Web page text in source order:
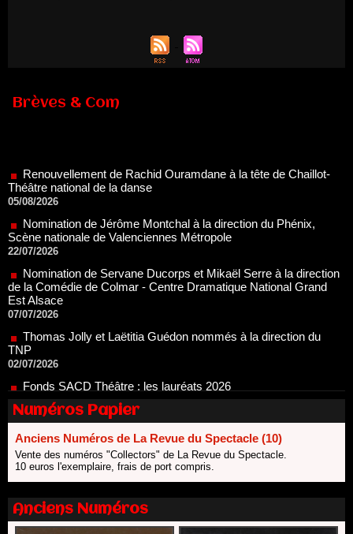
Brèves & Com
05/08/2026
Nomination de Jérôme Montchal à la direction du Phénix,
Scène nationale de Valenciennes Métropole
22/07/2026
Nomination de Servane Ducorps et Mikaël Serre à la direction
de la Comédie de Colmar - Centre Dramatique National Grand
Est Alsace
07/07/2026
Thomas Jolly et Laëtitia Guédon nommés à la direction du
TNP
02/07/2026
Fonds SACD Théâtre : les lauréats 2026
23/06/2026
Dispositif ARTCENA Écrire pour le cirque, les lauréats 2026 !
20/06/2026
Le palmarès des prix SACD 2026
18/06/2026
Les 10 lauréats du Fonds Grandes Formes Théâtre 2026
Nomination de Nathalie Garraud et Olivier Saccomano à la
direction du Théâtre de Gennevilliers - CDN
Numéros Papier
Anciens Numéros de La Revue du Spectacle (10)
Vente des numéros "Collectors" de La Revue du Spectacle.
10 euros l'exemplaire, frais de port compris.
Anciens Numéros